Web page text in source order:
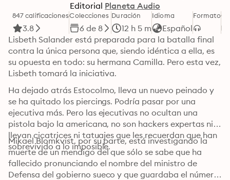
Editorial Planeta Audio
847 calificaciones
3.8
Colecciones
6 de 8
Duración
12 h 5 m
Idioma
Español
Formato
Lisbeth Salander está preparada para la batalla final
contra la única persona que, siendo idéntica a ella, es
su opuesta en todo: su hermana Camilla. Pero esta vez,
Lisbeth tomará la iniciativa.
Ha dejado atrás Estocolmo, lleva un nuevo peinado y
se ha quitado los piercings. Podría pasar por una
ejecutiva más. Pero las ejecutivas no ocultan una
pistola bajo la americana, no son hackers expertas ni
llevan cicatrices ni tatuajes que les recuerdan que han
sobrevivido a lo imposible.
Mikael Blomkvist, por su parte, está investigando la
muerte de un mendigo del que sólo se sabe que ha
fallecido pronunciando el nombre del ministro de
Defensa del gobierno sueco y que guardaba el número